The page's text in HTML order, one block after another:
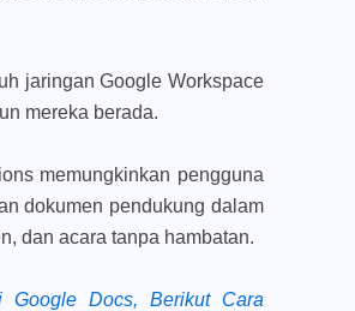
jaringan Google Workspace
mereka berada.
memungkinkan pengguna
dokumen pendukung dalam
dan acara tanpa hambatan.
Docs, Berikut Cara